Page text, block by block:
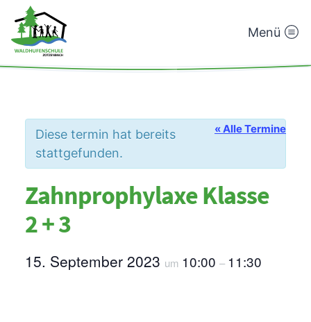
Waldhufenschule
Menü
« Alle Termine
Diese termin hat bereits
stattgefunden.
Zahnprophylaxe Klasse
2 + 3
15. September 2023 um 10:00 – 11:30